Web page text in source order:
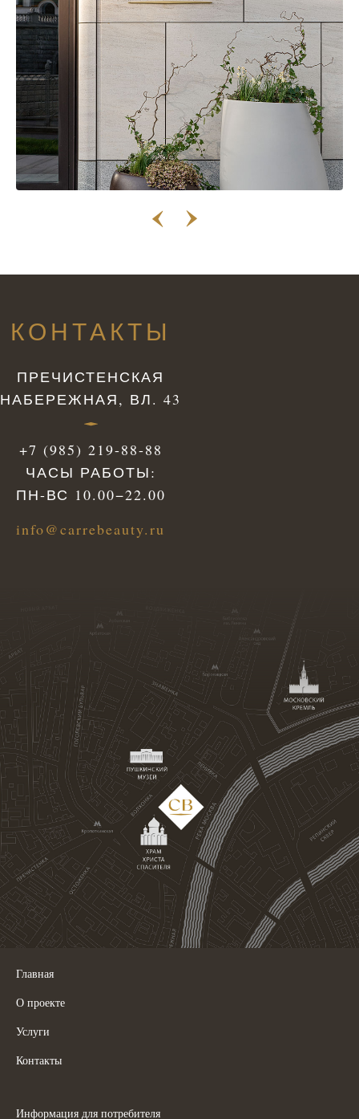
КОНТАКТЫ
ПРЕЧИСТЕНСКАЯ
НАБЕРЕЖНАЯ, ВЛ. 43
+7 (985) 219-88-88
ЧАСЫ РАБОТЫ:
ПН-ВС 10.00−22.00
info@carrebeauty.ru
Главная
О проекте
Услуги
Контакты
Информация для потребителя